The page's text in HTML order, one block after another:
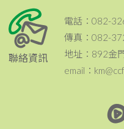
聯絡資訊
電話：082-
傳真：082-
地址：892金
email：